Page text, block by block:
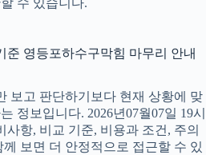
수 있습니다.
준 영등포하수구막힘 마무리 안내
보고 판단하기보다 현재 상황에 맞
정보입니다. 2026년07월07일 19시
사항, 비교 기준, 비용과 조건, 주의
보면 더 안정적으로 접근할 수 있